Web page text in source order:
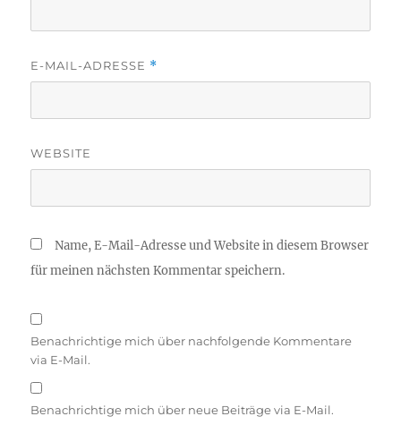
E-MAIL-ADRESSE *
WEBSITE
Name, E-Mail-Adresse und Website in diesem Browser
für meinen nächsten Kommentar speichern.
Benachrichtige mich über nachfolgende Kommentare
via E-Mail.
Benachrichtige mich über neue Beiträge via E-Mail.